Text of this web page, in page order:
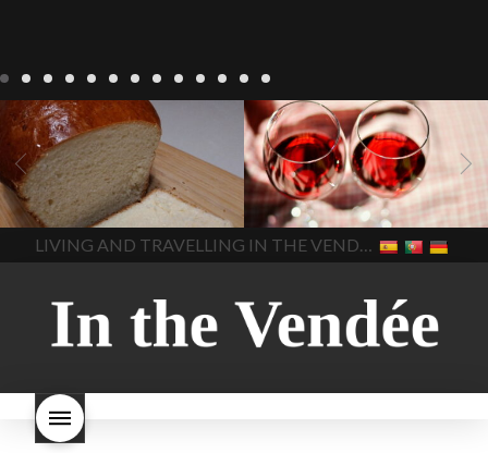
Recepten Wonen
baken in
Frankrijk bakken in de
Vendee
brood bakken
brood met gist gist brood
het beste brood hoe moet
ik brood bakken is melk
brood gezond is melkbrood
gezond mama's brood melk
brood melk brood en
wat is melkbrood
zijn melk
brood en brioche hetzelfde
brood
In The Vendee
Blog Wonen beaujolais
2022 Beaujolais Nouveau
2022 De wijnmakers laten
de druiventrossen gisten in
een anaërobe donderdag
17 november 2022 is
beaujolais dag hoe lang is
Beaujolais Nouveau
houdbaar hoeveel flessen
verkocht
is Beaujolais
Nouveau een fruitige wijn
kooldioxiderijke omgeving.
In The Vendee
LIVING AND TRAVELLING IN THE VENDÉE